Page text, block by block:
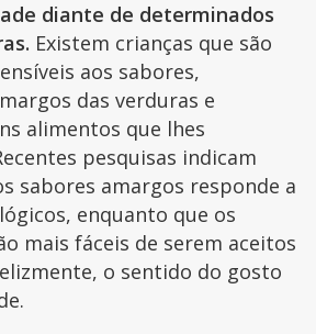
diante de determinados
Existem crianças que são
aos sabores,
das verduras e
alimentos que lhes
pesquisas indicam
sabores amargos responde a
enquanto que os
mais fáceis de serem aceitos
o sentido do gosto